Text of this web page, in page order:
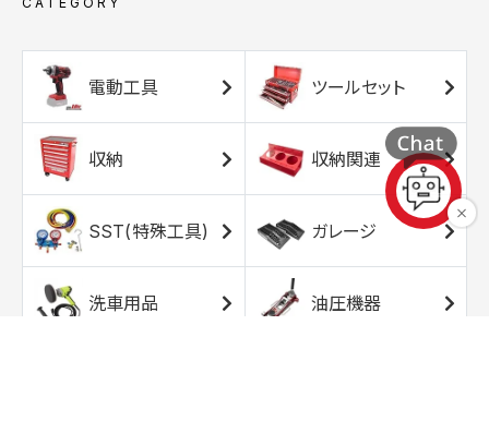
電動工具 ツールセット
収納 収納関連
SST(特殊工具) ガレージ
洗車用品 油圧機器